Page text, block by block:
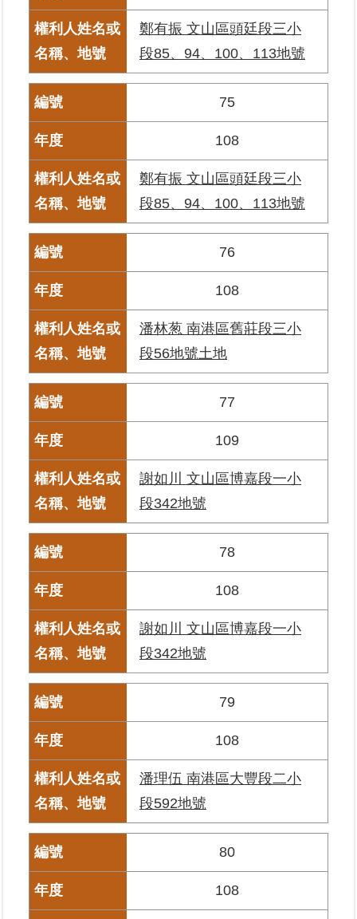
私
權
資
安
全
策
聯
絡
資
訊
科
室
電
話
政
府
網
站
料
開
放
宣
告
鄭有振 文山區頭廷段三小
段85、94、100、113地號
75
108
鄭有振 文山區頭廷段三小
段85、94、100、113地號
76
108
潘林葱 南港區舊莊段三小
段56地號土地
77
109
謝如川 文山區博嘉段一小
段342地號
78
108
謝如川 文山區博嘉段一小
段342地號
79
108
潘理伍 南港區大豐段二小
段592地號
80
108